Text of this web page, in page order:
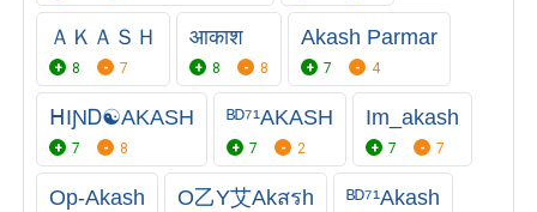
ＡＫＡＳＨ
8 7
आकाश
8 8
Akash Parmar
7 4
ᕼIƝᎠ☯AKASH
7 8
ᴮᴰ⁷¹AKASH
7 2
Im_akash
7 7
Op-Akash O乙Y艾Akสรh ᴮᴰ⁷¹Akash